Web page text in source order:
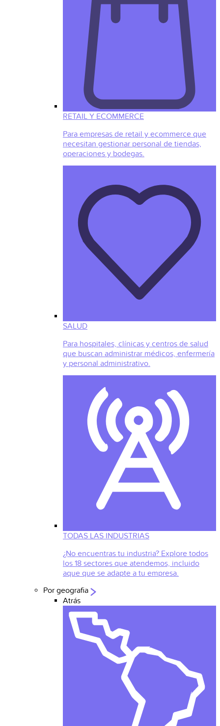
RETAIL Y ECOMMERCE
Para empresas de retail y ecommerce que
necesitan gestionar personal de tiendas,
operaciones y bodegas.
SALUD
Para hospitales, clínicas y centros de salud
que buscan administrar médicos, enfermería
y personal administrativo.
TODAS LAS INDUSTRIAS
¿No encuentras tu industria? Explore todos
los 18 sectores que atendemos, incluido
aque que se adapte a tu empresa.
Por geografia
Atrás